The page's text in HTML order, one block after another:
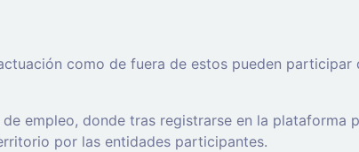
como de fuera de estos pueden
empleo, donde tras registrarse en la
por las entidades participantes.